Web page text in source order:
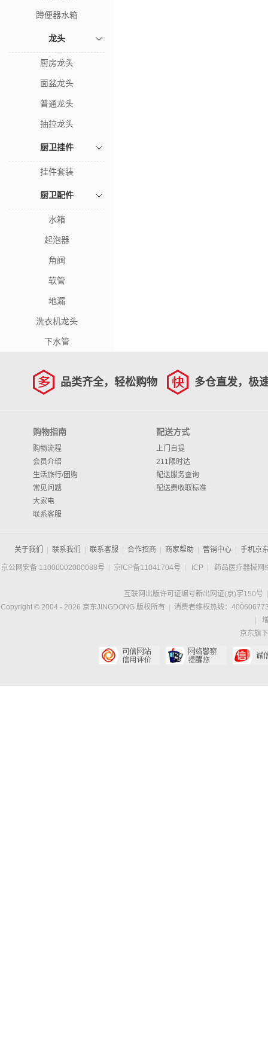
蹲便器水箱
龙头
厨房龙头
面盆龙头
普通龙头
抽拉龙头
厨卫挂件
挂件套装
厨卫配件
水箱
起泡器
角阀
软管
地漏
洗衣机龙头
下水管
品类齐全，轻松购物 多仓直发，极
购物指南
购物流程
会员介绍
生活旅行/团购
常见问题
大家电
联系客服
配送方式
上门自提
211限时达
配送服务查询
配送费收取标准
关于我们 联系我们 联系客服 合作招商 商家帮助 营销中心 手机京
京公网安备 11000002000088号 京ICP备11041704号 ICP 药品医疗器械网
互联网出版许可证编号新出网证(京)字150号
Copyright © 2004 - 2026 京东JINGDONG 版权所有
消费者维权热线：
京东旗